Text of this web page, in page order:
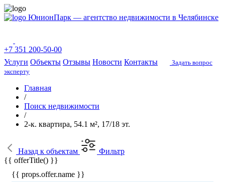
ЮнионПарк — агентство недвижимости в Челябинске
+7 351 200-50-00
Услуги Объекты Отзывы Новости Контакты
Задать вопрос
эксперту
Главная
/
Поиск недвижимости
/
2-к. квартира, 54.1 м², 17/18 эт.
Назад к объектам
Фильтр
{{ offerTitle() }}
{{ props.offer.name }}